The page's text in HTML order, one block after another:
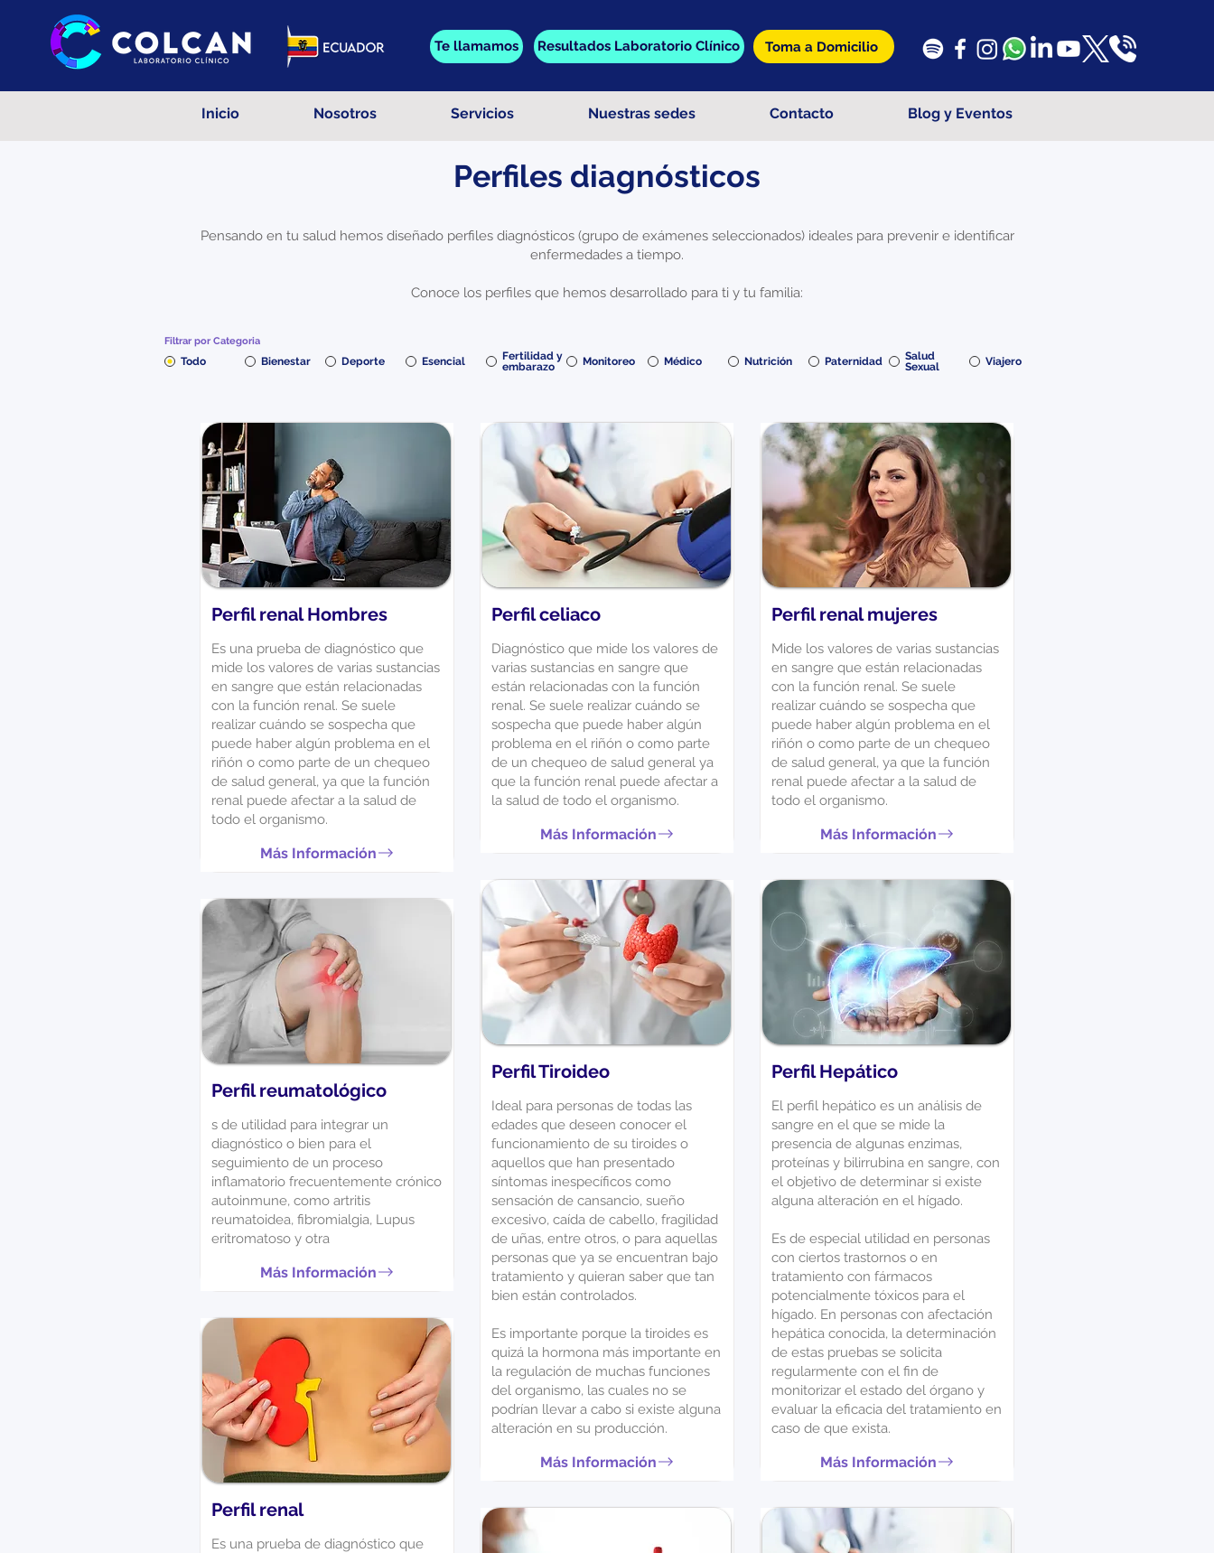
Te llamamos Resultados Laboratorio Clínico Toma a Domicilio
Inicio Nosotros Servicios Nuestras sedes Contacto Blog y Eventos
Perfiles diagnósticos
Pensando en tu salud hemos diseñado perfiles diagnósticos (grupo de exámenes seleccionados) ideales para prevenir e identificar
enfermedades a tiempo.
Conoce los perfiles que hemos desarrollado para ti y tu familia:
Filtrar por Categoria
Todo Bienestar Deporte Esencial
Fertilidad y
embarazo
Monitoreo Médico Nutrición Paternidad
Salud
Sexual
Viajero
Perfil renal Hombres
Es una prueba de diagnóstico que
mide los valores de varias sustancias
en sangre que están relacionadas
con la función renal. Se suele
realizar cuándo se sospecha que
puede haber algún problema en el
riñón o como parte de un chequeo
de salud general, ya que la función
renal puede afectar a la salud de
todo el organismo.
Más Información
Perfil reumatológico
s de utilidad para integrar un
diagnóstico o bien para el
seguimiento de un proceso
inflamatorio frecuentemente crónico
autoinmune, como artritis
reumatoidea, fibromialgia, Lupus
eritromatoso y otra
Más Información
Perfil renal
Es una prueba de diagnóstico que
Perfil celiaco
Diagnóstico que mide los valores de
varias sustancias en sangre que
están relacionadas con la función
renal. Se suele realizar cuándo se
sospecha que puede haber algún
problema en el riñón o como parte
de un chequeo de salud general ya
que la función renal puede afectar a
la salud de todo el organismo.
Más Información
Perfil Tiroideo
Ideal para personas de todas las
edades que deseen conocer el
funcionamiento de su tiroides o
aquellos que han presentado
síntomas inespecíficos como
sensación de cansancio, sueño
excesivo, caída de cabello, fragilidad
de uñas, entre otros, o para aquellas
personas que ya se encuentran bajo
tratamiento y quieran saber que tan
bien están controlados.
Es importante porque la tiroides es
quizá la hormona más importante en
la regulación de muchas funciones
del organismo, las cuales no se
podrían llevar a cabo si existe alguna
alteración en su producción.
Más Información
Perfil renal mujeres
Mide los valores de varias sustancias
en sangre que están relacionadas
con la función renal. Se suele
realizar cuándo se sospecha que
puede haber algún problema en el
riñón o como parte de un chequeo
de salud general, ya que la función
renal puede afectar a la salud de
todo el organismo.
Más Información
Perfil Hepático
El perfil hepático es un análisis de
sangre en el que se mide la
presencia de algunas enzimas,
proteínas y bilirrubina en sangre, con
el objetivo de determinar si existe
alguna alteración en el hígado.
Es de especial utilidad en personas
con ciertos trastornos o en
tratamiento con fármacos
potencialmente tóxicos para el
hígado. En personas con afectación
hepática conocida, la determinación
de estas pruebas se solicita
regularmente con el fin de
monitorizar el estado del órgano y
evaluar la eficacia del tratamiento en
caso de que exista.
Más Información